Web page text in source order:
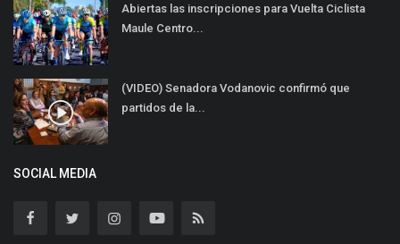
Abiertas las inscripciones para Vuelta Ciclista
Maule Centro...
(VIDEO) Senadora Vodanovic confirmó que
partidos de la...
SOCIAL MEDIA